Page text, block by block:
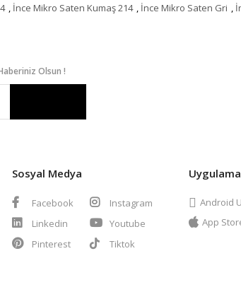
, İnce Mikro Saten Kumaş 214 , İnce Mikro Saten Gri ,
Olsun !
Sosyal Medya
Facebook
Instagram
Linkedin
Youtube
Pinterest
Tiktok
Android
App